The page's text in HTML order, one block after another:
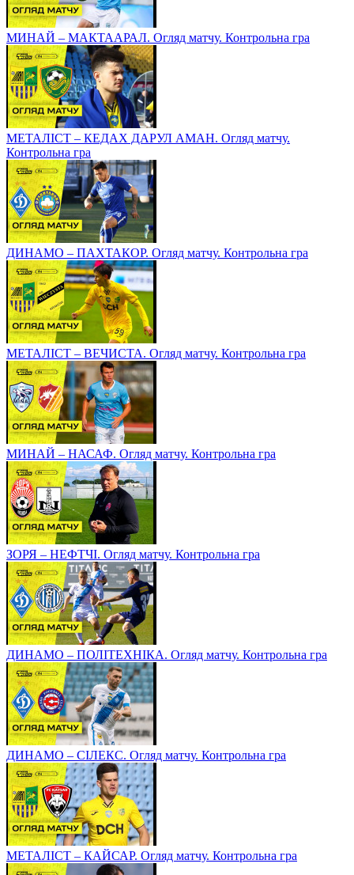
МИНАЙ – МАКТААРАЛ. Огляд матчу. Контрольна гра
МЕТАЛІСТ – КЕДАХ ДАРУЛ АМАН. Огляд матчу.
Контрольна гра
ДИНАМО – ПАХТАКОР. Огляд матчу. Контрольна гра
МЕТАЛІСТ – ВЕЧИСТА. Огляд матчу. Контрольна гра
МИНАЙ – НАСАФ. Огляд матчу. Контрольна гра
ЗОРЯ – НЕФТЧІ. Огляд матчу. Контрольна гра
ДИНАМО – ПОЛІТЕХНІКА. Огляд матчу. Контрольна гра
ДИНАМО – СІЛЕКС. Огляд матчу. Контрольна гра
МЕТАЛІСТ – КАЙСАР. Огляд матчу. Контрольна гра